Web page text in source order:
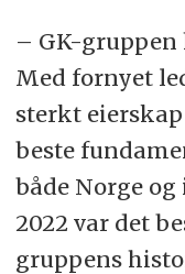
– GK-gruppen
Med fornyet
sterkt
beste
både Norge
2022 var det
gruppens